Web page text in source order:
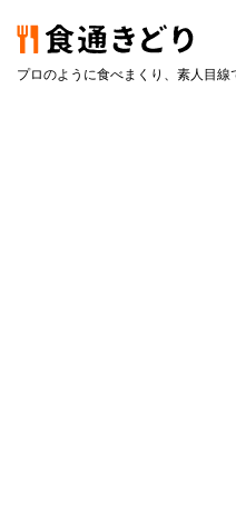
プロのように食べまくり、素人目線